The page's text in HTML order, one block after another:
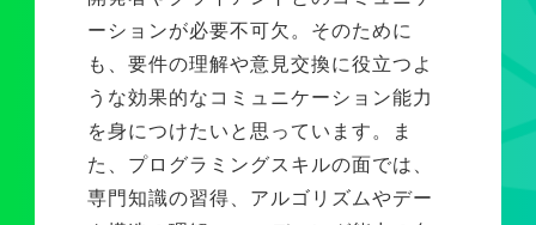
ーションが必要不可欠。そのために
も、要件の理解や意見交換に役立つよ
うな効果的なコミュニケーション能力
を身につけたいと思っています。ま
た、プログラミングスキルの面では、
専門知識の習得、アルゴリズムやデー